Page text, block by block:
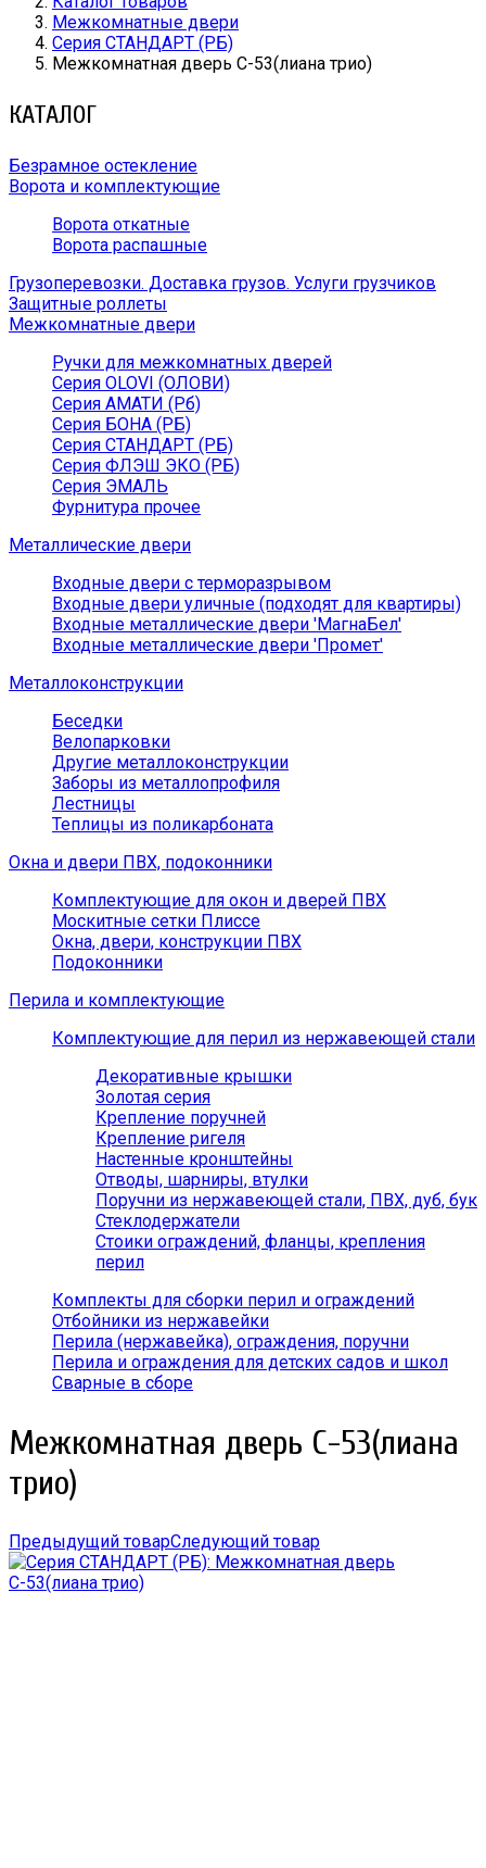
Межкомнатные двери
Серия СТАНДАРТ (РБ)
Межкомнатная дверь С-53(лиана трио)
КАТАЛОГ
Безрамное остекление
Ворота и комплектующие
Ворота откатные
Ворота распашные
Грузоперевозки. Доставка грузов. Услуги грузчиков
Защитные роллеты
Межкомнатные двери
Ручки для межкомнатных дверей
Серия OLOVI (ОЛОВИ)
Серия АМАТИ (Рб)
Серия БОНА (РБ)
Серия СТАНДАРТ (РБ)
Серия ФЛЭШ ЭКО (РБ)
Серия ЭМАЛЬ
Фурнитура прочее
Металлические двери
Входные двери с терморазрывом
Входные двери уличные (подходят для квартиры)
Входные металлические двери 'МагнаБел'
Входные металлические двери 'Промет'
Металлоконструкции
Беседки
Велопарковки
Другие металлоконструкции
Заборы из металлопрофиля
Лестницы
Теплицы из поликарбоната
Окна и двери ПВХ, подоконники
Комплектующие для окон и дверей ПВХ
Москитные сетки Плиссе
Окна, двери, конструкции ПВХ
Подоконники
Перила и комплектующие
Комплектующие для перил из нержавеющей стали
Декоративные крышки
Золотая серия
Крепление поручней
Крепление ригеля
Настенные кронштейны
Отводы, шарниры, втулки
Поручни из нержавеющей стали, ПВХ, дуб, бук
Стеклодержатели
Стоики ограждений, фланцы, крепления
перил
Комплекты для сборки перил и ограждений
Отбойники из нержавейки
Перила (нержавейка), ограждения, поручни
Перила и ограждения для детских садов и школ
Сварные в сборе
Межкомнатная дверь С-53(лиана
трио)
Предыдущий товарСледующий товар